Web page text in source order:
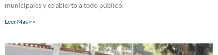
municipales y es abierto a todo público.
Leer Más >>